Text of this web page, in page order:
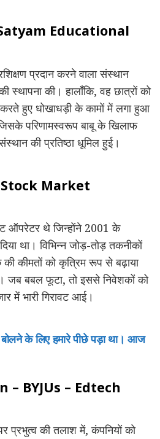
Educational
प्रदान करने वाला संस्थान
की। हालाँकि, वह छात्रों को
करते हुए धोखाधड़ी के कामों में लगा हुआ
परिणामस्वरूप बाबू के खिलाफ
की प्रतिष्ठा धूमिल हुई।
Market
ऑपरेटर थे जिन्होंने 2001 के
था। विभिन्न जोड़-तोड़ तकनीकों
कीमतों को कृत्रिम रूप से बढ़ाया
जब बबल फूटा, तो इससे निवेशकों को
में भारी गिरावट आई।
के लिए हमारे पीछे पड़ा था। आज
– BYJUs – Edtech
प्रभुत्व की तलाश में, कंपनियों को